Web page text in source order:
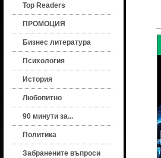
Top Readers
ПРОМОЦИЯ
Бизнес литература
Психология
История
Любопитно
90 минути за...
Политика
Забранените въпроси